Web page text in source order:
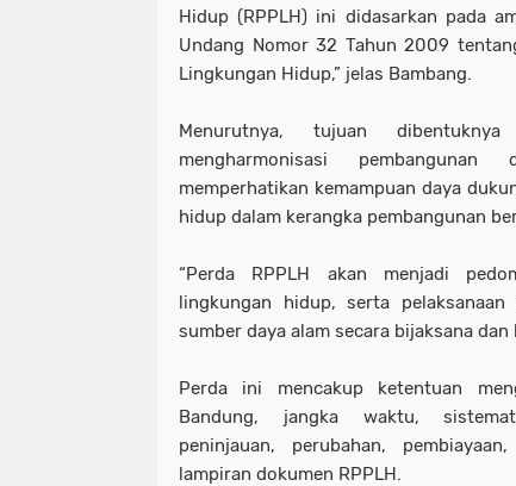
Hidup (RPPLH) ini didasarkan pada
Undang Nomor 32 Tahun 2009
Lingkungan Hidup,” jelas Bambang.
Menurutnya, tujuan
mengharmonisasi
memperhatikan kemampuan daya
hidup dalam kerangka pembangunan
“Perda RPPLH akan menjadi
lingkungan hidup, serta
sumber daya alam secara bijaksana dan
Perda ini mencakup ketentuan
Bandung, jangka waktu,
peninjauan, perubahan,
lampiran dokumen RPPLH.